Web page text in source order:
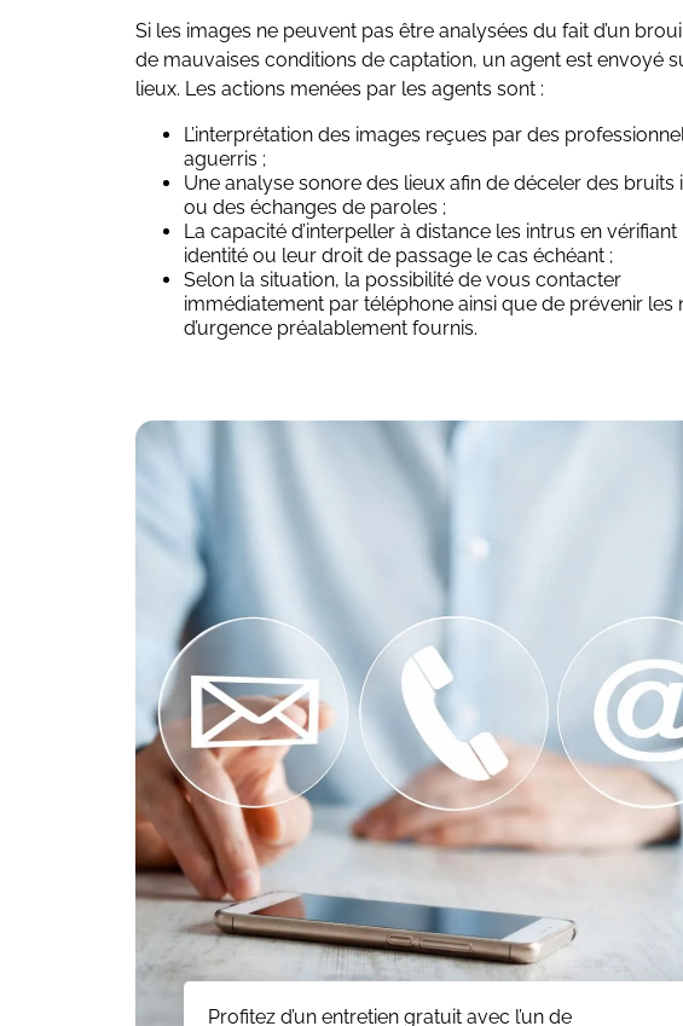
Si les images ne peuvent pas être analysées du fait d’un
de mauvaises conditions de captation, un agent est envoyé
lieux. Les actions menées par les agents sont :
L’interprétation des images reçues par des
aguerris ;
Une analyse sonore des lieux afin de déceler des bruits
ou des échanges de paroles ;
La capacité d’interpeller à distance les intrus en
identité ou leur droit de passage le cas échéant ;
Selon la situation, la possibilité de vous contacter
immédiatement par téléphone ainsi que de prévenir les
d’urgence préalablement fournis.
Profitez d’un entretien gratuit avec l’un de